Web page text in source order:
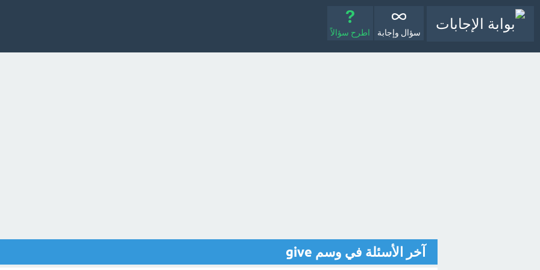
سؤال وإجابة اطرح سؤالاً
آخر الأسئلة في وسم give